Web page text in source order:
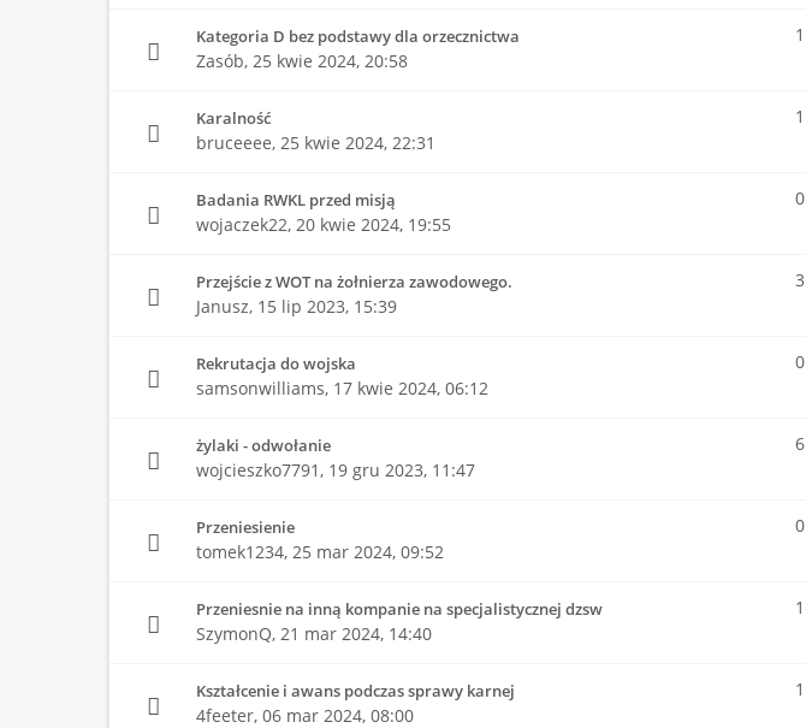
Kategoria D bez podstawy dla orzecznictwa
Zasób, 25 kwie 2024, 20:58
1
Karalność
bruceeee, 25 kwie 2024, 22:31
1
Badania RWKL przed misją
wojaczek22, 20 kwie 2024, 19:55
0
Przejście z WOT na żołnierza zawodowego.
Janusz, 15 lip 2023, 15:39
3
Rekrutacja do wojska
samsonwilliams, 17 kwie 2024, 06:12
0
żylaki - odwołanie
wojcieszko7791, 19 gru 2023, 11:47
6
Przeniesienie
tomek1234, 25 mar 2024, 09:52
0
Przeniesnie na inną kompanie na specjalistycznej dzsw
SzymonQ, 21 mar 2024, 14:40
1
Kształcenie i awans podczas sprawy karnej
4feeter, 06 mar 2024, 08:00
1